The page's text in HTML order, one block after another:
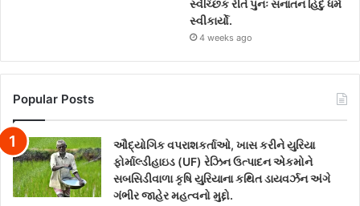
સ્વૈચ્છિક રીતે પુનઃ સનાતન હિંદુ ધર્મ
સ્વીકાર્યો.
4 weeks ago
Popular Posts
ઔદ્યોગિક વપરાશકર્તાઓ, ખાસ કરીને યુરિયા
ફોર્માલ્ડીહાઇડ (UF) રેઝિન ઉત્પાદન એકમોને
સબસિડીવાળા કૃષિ યુરિયાના કથિત ડાયવર્ઝન અંગે
ગંભીર જાહેર મહત્વનો મુદ્દો.